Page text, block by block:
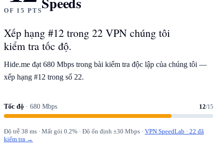
OF 15 PTS
Xếp hạng #12 trong 22 VPN chúng tôi
kiểm tra tốc độ.
Hide.me đạt 680 Mbps trong bài kiểm tra độc lập của chúng tôi —
xếp hạng #12 trong số 22.
Tốc độ · 680 Mbps 12/15
Độ trễ 38 ms · Mất gói 0.2% · Độ ổn định ±30 Mbps · VPN SpeedLab · 22 đã
kiểm tra →